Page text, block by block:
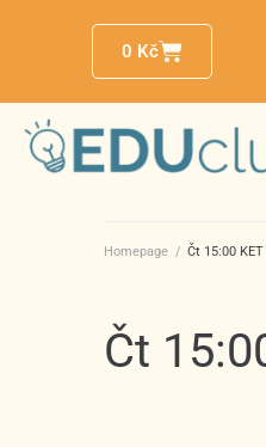
0 Kč
Homepage / Čt 15:00
Čt